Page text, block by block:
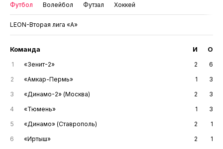
Футбол Волейбол Футзал Хоккей
LEON-Вторая лига «А»
Команда И О
1 «Зенит-2» 2
6
2
«Амкар-Пермь» 1
3
3
«Динамо-2» (Москва) 2
3
4
«Тюмень» 1
3
5
«Динамо» (Ставрополь) 2
1
6
«Иртыш» 2
1